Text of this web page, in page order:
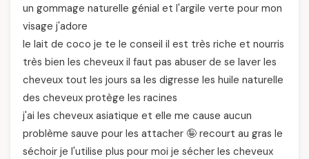
un gommage naturelle génial et l'argile verte pour mon
visage j'adore
le lait de coco je te le conseil il est très riche et nourris
très bien les cheveux il faut pas abuser de se laver les
cheveux tout les jours sa les digresse les huile naturelle
des cheveux protège les racines
j'ai les cheveux asiatique et elle me cause aucun
problème sauve pour les attacher 🤪 recourt au gras le
séchoir je l'utilise plus pour moi je sécher les cheveux